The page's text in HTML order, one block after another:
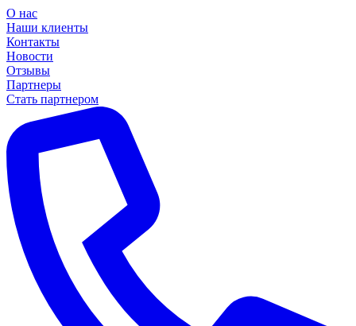
О нас
Наши клиенты
Контакты
Новости
Отзывы
Партнеры
Стать партнером